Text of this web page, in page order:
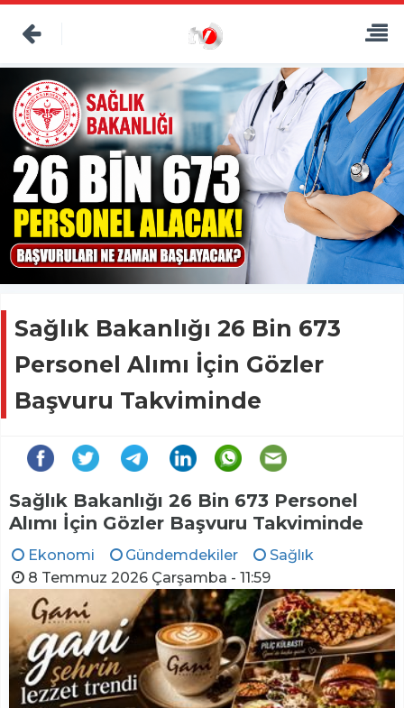
Sağlık Bakanlığı 26 Bin 673
Personel Alımı İçin Gözler
Başvuru Takviminde
Sağlık Bakanlığı 26 Bin 673 Personel
Alımı İçin Gözler Başvuru Takviminde
Ekonomi Gündemdekiler
Sağlık
8 Temmuz 2026 Çarşamba - 11:59